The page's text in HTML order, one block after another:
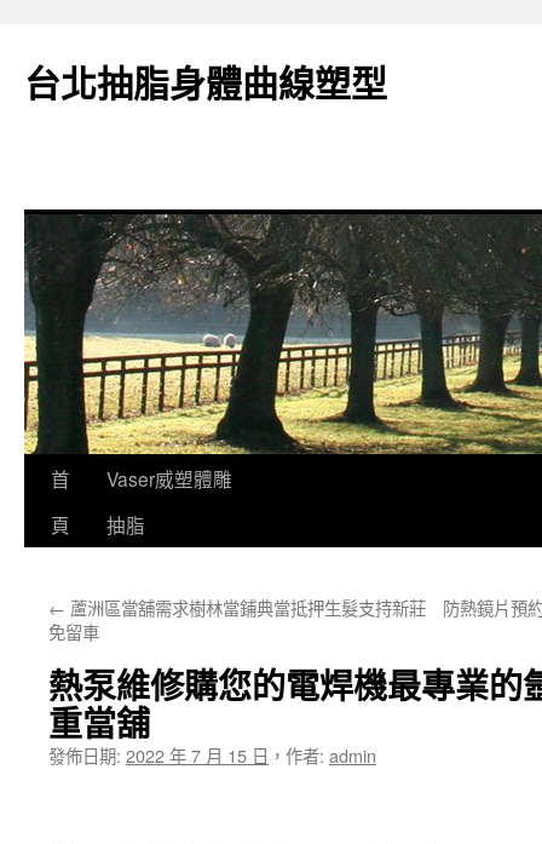
台北抽脂身體曲線塑型
跳
要
容
首
頁
Vaser威塑體雕
抽脂
← 蘆洲區當舖需求樹林當鋪典當抵押生髮支持新莊
免留車
防熱鏡片預
熱泵維修購您的電焊機最專業的
重當舖
發佈日期: 2022 年 7 月 15 日 ， 作者: admin